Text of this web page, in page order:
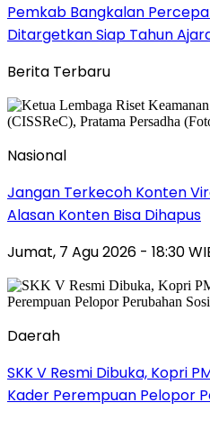
Pemkab Bangkalan
Ditargetkan Siap Tahun
Berita Terbaru
Nasional
Jangan Terkecoh Konten
Alasan Konten Bisa Dihapus
Jumat, 7 Agu 2026 - 18:30
Daerah
SKK V Resmi Dibuka, Kopri
Kader Perempuan Pelopor